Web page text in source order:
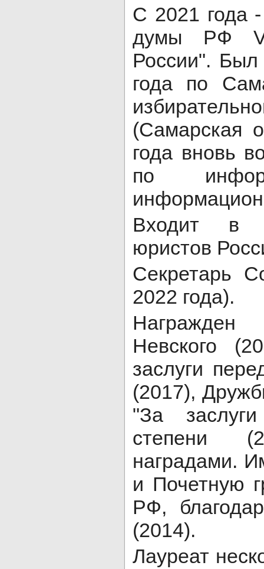
С 2021 года -
думы РФ
России". Был
года по
(Самарская
года вновь
по
Входит в
юристов
Секретарь
2022 года).
Награжден
Невского
заслуги
(2017),
"За
степени
наградами.
и Почетную
РФ,
(2014).
Лауреат